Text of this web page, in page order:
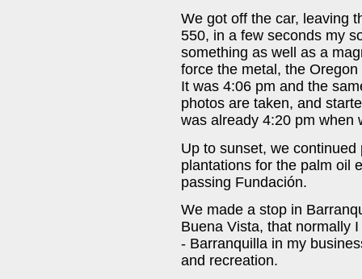
We got off the car, leaving
550, in a few seconds my
something as well as a
force the metal, the
It was 4:06 pm and the
photos are taken, and
was already 4:20 pm when
Up to sunset, we
plantations for the palm oil
passing Fundación.
We made a stop in
Buena Vista, that normally
- Barranquilla in my
and recreation.